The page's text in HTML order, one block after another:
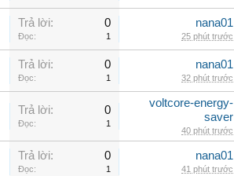
Trả lời: 0
Đọc: 1
nana01
25 phút trước
Trả lời: 0
Đọc: 1
nana01
32 phút trước
Trả lời: 0
Đọc: 1
voltcore-energy-
saver
40 phút trước
Trả lời: 0
Đọc: 1
nana01
41 phút trước